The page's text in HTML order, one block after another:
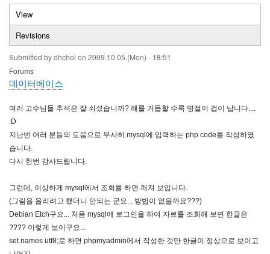
Primary
tabs
View
tab)
Revisions
Submitted bydhchoi on 2009.10.05.(Mon) - 18:51
Forums
데이터베이스
여러 고수님들 추석은 잘 쇠셨습니까? 해를 거듭할 수록 명절이 겁이 납니다....
:D
지난번 여러 분들의 도움으로 무사히 mysql에 입력하는 php code를 작성하였
습니다.
다시 한번 감사드립니다.
그런데, 이상하게 mysql에서 조회를 하면 깨져 보입니다.
(그림을 올리려고 했더니 안되는 군요... 방법이 없을까요???)
Debian Etch구요... 처음 mysql에 로그인을 하여 자료를 조회해 보면 한글은
???? 이렇게 보이구요...
set names utf8;로 하면 phpmyadmin에서 작성한 것만 한글이 정상으로 보이고